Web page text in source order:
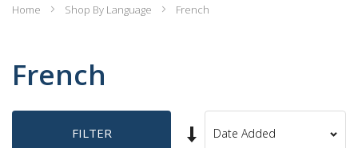
Home Shop By Language French
French
FILTER
Set
Sort